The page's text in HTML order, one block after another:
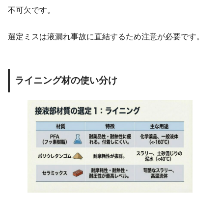
不可欠です。
選定ミスは液漏れ事故に直結するため注意が必要です。
ライニング材の使い分け